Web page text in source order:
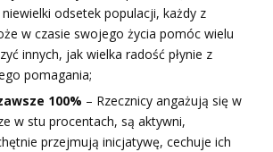
odsetek populacji, każdy z
w czasie swojego życia pomóc wielu
innych, jak wielka radość płynie z
pomagania;
100% – Rzecznicy angażują się w
w stu procentach, są aktywni,
przejmują inicjatywę, cechuje ich